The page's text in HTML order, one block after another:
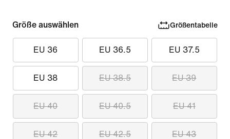
Größe auswählen Größentabelle
EU 36 EU 36.5 EU 37.5
EU 38 EU 38.5 EU 39
EU 40 EU 40.5 EU 41
EU 42 EU 42.5 EU 43